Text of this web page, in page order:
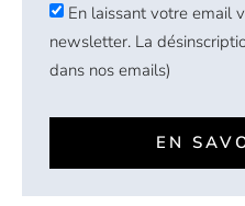
En laissant votre email
newsletter. La
dans nos emails)
EN